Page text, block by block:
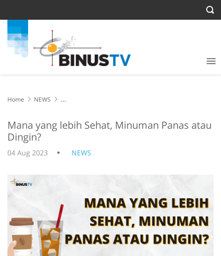
Home
NEWS
Mana yang lebih Sehat, Minuman Panas atau
Dingin?
04 Aug 2023 NEWS